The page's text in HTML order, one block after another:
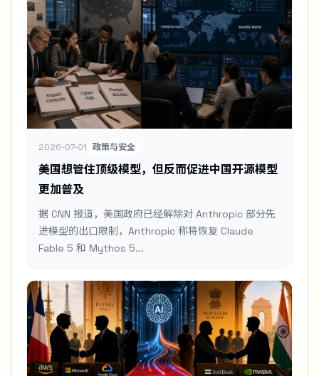
2026-07-01 政策与安全
美国想管住顶级模型，但反而促进中国开源模型
更加普及
据 CNN 报道，美国政府已经解除对 Anthropic 部分先
进模型的出口限制，Anthropic 称将恢复 Claude
Fable 5 和 Mythos 5...